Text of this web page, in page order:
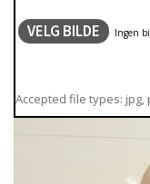
VELG BILDE
Accepted file types: jpg,